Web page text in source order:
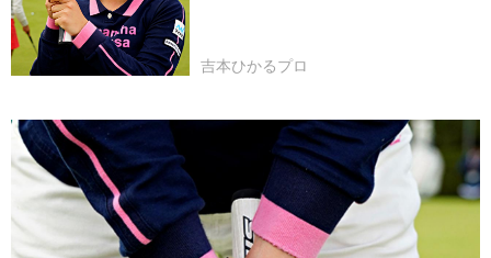
吉本ひかるプロ